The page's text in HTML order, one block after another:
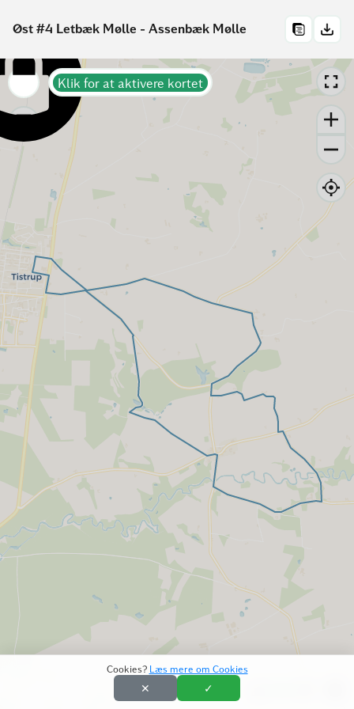
Øst #4 Letbæk Mølle - Assenbæk Mølle
Klik for at aktivere kortet
Cookies? Læs mere om Cookies
✕ ✓